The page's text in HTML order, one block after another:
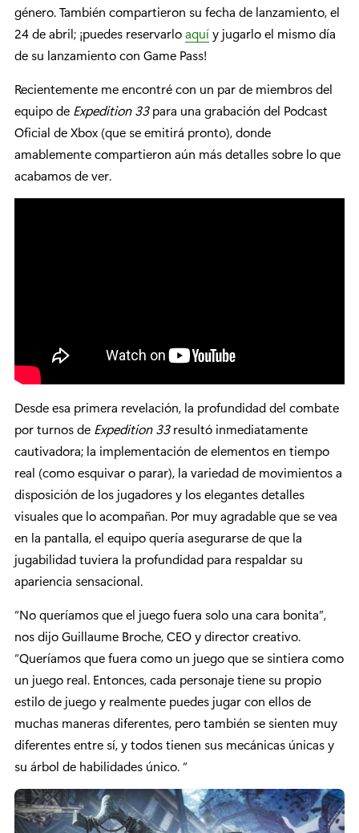
género. También compartieron su fecha de lanzamiento, el
24 de abril; ¡puedes reservarloaquíy jugarlo el mismo día
de su lanzamiento con Game Pass!
Recientemente me encontré con un par de miembros del
equipo de Expedition 33para una grabación del Podcast
Oficial de Xbox (que se emitirá pronto), donde
amablemente compartieron aún más detalles sobre lo que
acabamos de ver.
Desde esa primera revelación, la profundidad del combate
por turnos de Expedition 33resultó inmediatamente
cautivadora; la implementación de elementos en tiempo
real (como esquivar o parar), la variedad de movimientos a
disposición de los jugadores y los elegantes detalles
visuales que lo acompañan. Por muy agradable que se vea
en la pantalla, el equipo quería asegurarse de que la
jugabilidad tuviera la profundidad para respaldar su
apariencia sensacional.
“No queríamos que el juego fuera solo una cara bonita”,
nos dijo Guillaume Broche, CEO y director creativo.
“Queríamos que fuera como un juego que se sintiera como
un juego real. Entonces, cada personaje tiene su propio
estilo de juego y realmente puedes jugar con ellos de
muchas maneras diferentes, pero también se sienten muy
diferentes entre sí, y todos tienen sus mecánicas únicas y
su árbol de habilidades único. “